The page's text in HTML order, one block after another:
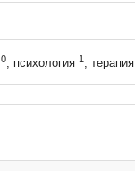
0, психология 1 , терапия